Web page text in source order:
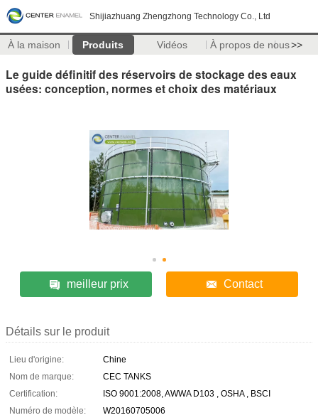
Shijiazhuang Zhengzhong Technology Co., Ltd
À la maison Produits Vidéos À propos de nous>>
Le guide définitif des réservoirs de stockage des eaux
usées: conception, normes et choix des matériaux
meilleur prix Contact
Détails sur le produit
Lieu d'origine:
Chine
Nom de marque:
CEC TANKS
Certification:
ISO 9001:2008, AWWA D103 , OSHA , BSCI
Numéro de modèle:
W20160705006